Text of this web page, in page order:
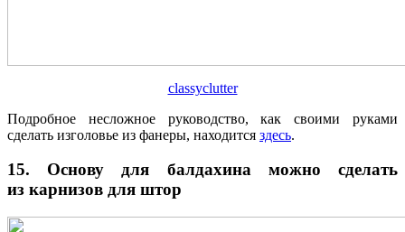
classyclutter
Подробное несложное руководство, как своими руками
сделать изголовье из фанеры, находится здесь.
15. Основу для балдахина можно сделать
из карнизов для штор